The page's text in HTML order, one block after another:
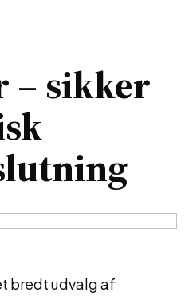
– sikker
bredt udvalg af